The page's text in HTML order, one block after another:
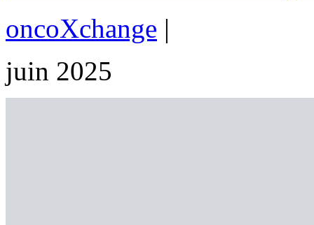
oncoXchange |
juin 2025